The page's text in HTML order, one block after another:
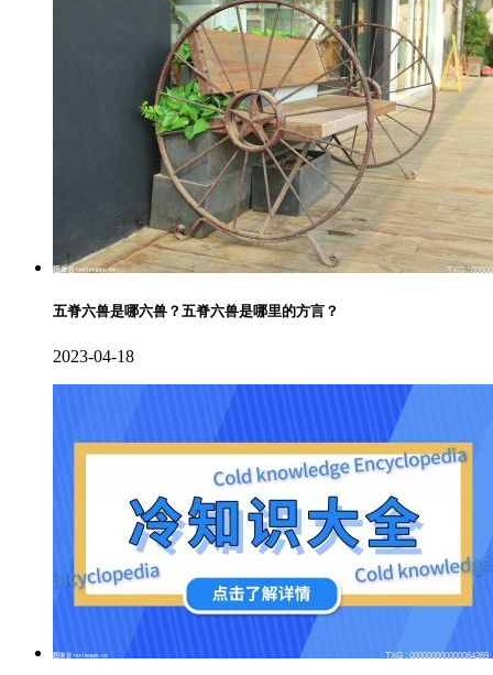
五脊六兽是哪六兽？五脊六兽是哪里的方言？
2023-04-18